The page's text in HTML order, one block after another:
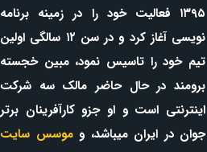
۱۳۹۵ فعالیت خود را در زمینه برنامه
نویسی آغاز کرد و در سن ۱۲ سالگی اولین
تیم خود را تاسیس نمود، مبین خجسته
برومند در حال حاضر مالک سه شرکت
اینترنتی است و او جزو کارآفرینان برتر
جوان در ایران میباشد، و موسس سایت